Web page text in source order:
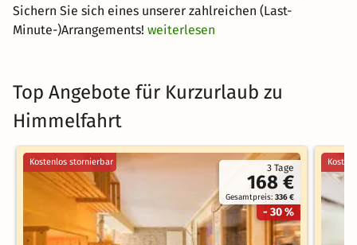
Sichern Sie sich eines unserer zahlreichen (Last-
Minute-)Arrangements! weiterlesen
Top Angebote für Kurzurlaub zu
Himmelfahrt
3 Tage
168 €
Gesamtpreis:336 €
- 30 %
Kostenlos stornierbar